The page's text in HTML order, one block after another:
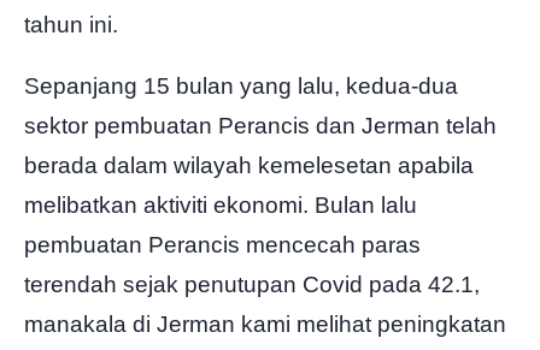
tahun ini.
Sepanjang 15 bulan yang lalu, kedua-dua
sektor pembuatan Perancis dan Jerman telah
berada dalam wilayah kemelesetan apabila
melibatkan aktiviti ekonomi. Bulan lalu
pembuatan Perancis mencecah paras
terendah sejak penutupan Covid pada 42.1,
manakala di Jerman kami melihat peningkatan